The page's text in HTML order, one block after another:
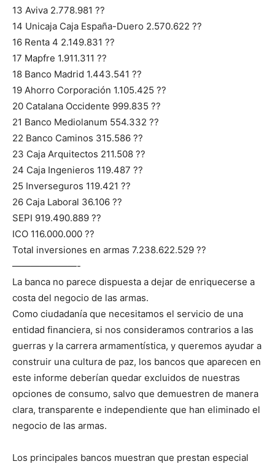
13 Aviva 2.778.981 ??
14 Unicaja Caja España-Duero 2.570.622 ??
16 Renta 4 2.149.831 ??
17 Mapfre 1.911.311 ??
18 Banco Madrid 1.443.541 ??
19 Ahorro Corporación 1.105.425 ??
20 Catalana Occidente 999.835 ??
21 Banco Mediolanum 554.332 ??
22 Banco Caminos 315.586 ??
23 Caja Arquitectos 211.508 ??
24 Caja Ingenieros 119.487 ??
25 Inverseguros 119.421 ??
26 Caja Laboral 36.106 ??
SEPI 919.490.889 ??
ICO 116.000.000 ??
Total inversiones en armas 7.238.622.529 ??
———————-
La banca no parece dispuesta a dejar de enriquecerse a
costa del negocio de las armas.
Como ciudadanía que necesitamos el servicio de una
entidad financiera, si nos consideramos contrarios a las
guerras y la carrera armamentística, y queremos ayudar a
construir una cultura de paz, los bancos que aparecen en
este informe deberían quedar excluidos de nuestras
opciones de consumo, salvo que demuestren de manera
clara, transparente e independiente que han eliminado el
negocio de las armas.
Los principales bancos muestran que prestan especial